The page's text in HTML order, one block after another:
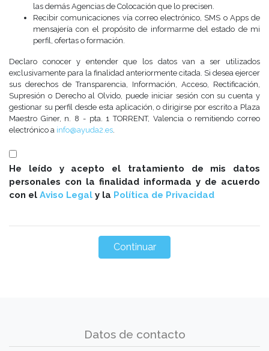
las demás Agencias de Colocación que lo precisen.
Recibir comunicaciones vía correo electrónico, SMS o Apps de
mensajería con el propósito de informarme del estado de mi
perfil, ofertas o formación.
Declaro conocer y entender que los datos van a ser utilizados
exclusivamente para la finalidad anteriormente citada. Si desea ejercer
sus derechos de Transparencia, Información, Acceso, Rectificación,
Supresión o Derecho al Olvido, puede iniciar sesión con su cuenta y
gestionar su perfil desde esta aplicación, o dirigirse por escrito a Plaza
Maestro Giner, n. 8 - pta. 1 TORRENT, Valencia o remitiendo correo
electrónico a info@ayuda2.es
He leído y acepto el tratamiento de mis datos
personales con la finalidad informada y de acuerdo
con el Aviso Legal y la Política de Privacidad
Datos de contacto